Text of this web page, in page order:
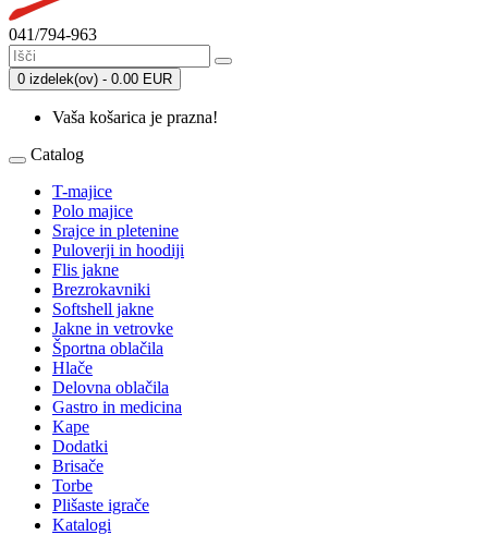
041/794-963
0 izdelek(ov) - 0.00 EUR
Vaša košarica je prazna!
Catalog
T-majice
Polo majice
Srajce in pletenine
Puloverji in hoodiji
Flis jakne
Brezrokavniki
Softshell jakne
Jakne in vetrovke
Športna oblačila
Hlače
Delovna oblačila
Gastro in medicina
Kape
Dodatki
Brisače
Torbe
Plišaste igrače
Katalogi